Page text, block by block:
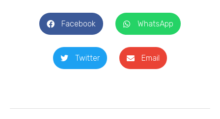
Facebook WhatsApp
Twitter Email